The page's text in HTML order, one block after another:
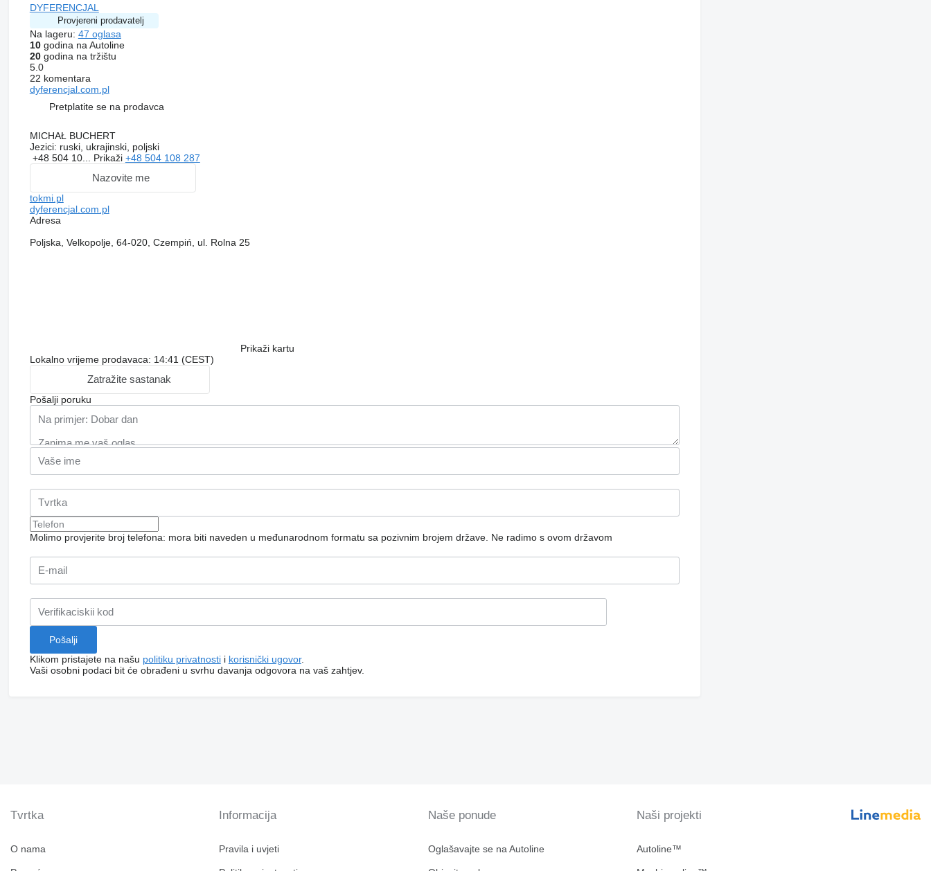
DYFERENCJAL
Provjereni prodavatelj
Na lageru: 47 oglasa
10godina na Autoline
20godina na tržištu
5.0
22 komentara
dyferencjal.com.pl
Pretplatite se na prodavca
MICHAŁ BUCHERT
Jezici: ruski, ukrajinski, poljski
+48 504 10... Prikaži +48 504 108 287
Nazovite me
tokmi.pl
dyferencjal.com.pl
Adresa
Poljska, Velkopolje, 64-020, Czempiń, ul. Rolna 25
Prikaži kartu
Lokalno vrijeme prodavaca: 14:41 (CEST)
Zatražite sastanak
Pošalji poruku
Molimo provjerite broj telefona: mora biti naveden u međunarodnom formatu sa pozivnim brojem države. Ne radimo s ovom državom
Klikom pristajete na našu politiku privatnostii korisnički ugovor.
Vaši osobni podaci bit će obrađeni u svrhu davanja odgovora na vaš zahtjev.
Tvrtka
O nama
Informacija
Pravila i uvjeti
Naše ponude
Oglašavajte se na Autoline
Naši projekti
Autoline™